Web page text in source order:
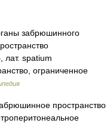
забрюшинного
лат. spatium
ограниченное
пространство